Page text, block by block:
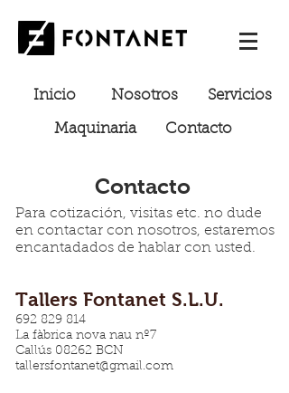
Inicio Nosotros Servicios
Maquinaria Contacto
Contacto
Para cotización, visitas etc. no dude
en contactar con nosotros, estaremos
encantadados de hablar con usted.
Tallers Fontanet S.L.U.
692 829 814
La fàbrica nova nau nº7
Callús 08262 BCN
tallersfontanet@gmail.com